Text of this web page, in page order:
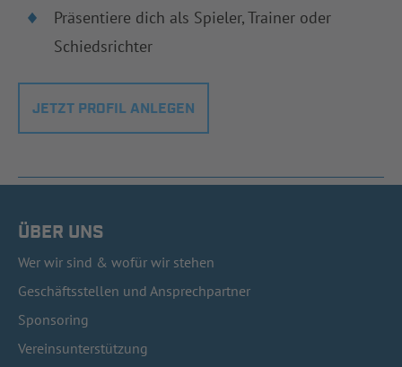
Präsentiere dich als Spieler, Trainer oder
Schiedsrichter
JETZT PROFIL ANLEGEN
ÜBER UNS
Wer wir sind & wofür wir stehen
Geschäftsstellen und Ansprechpartner
Sponsoring
Vereinsunterstützung